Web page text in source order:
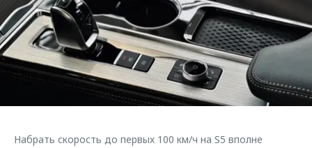
Набрать скорость до первых 100 км/ч на S5 вполне